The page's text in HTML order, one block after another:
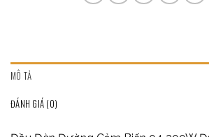
MÔ TẢ
ĐÁNH GIÁ (0)